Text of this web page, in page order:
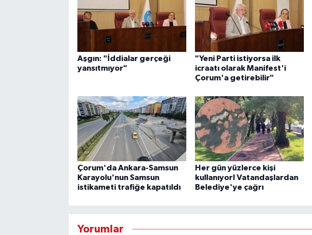
Aşgın: "İddialar gerçeği
yansıtmıyor"
"Yeni Parti istiyorsa ilk
icraatı olarak Manifest'i
Çorum'a getirebilir"
Çorum'da Ankara-Samsun
Karayolu'nun Samsun
istikameti trafiğe kapatıldı
Her gün yüzlerce kişi
kullanıyor! Vatandaşlardan
Belediye'ye çağrı
Yorumlar